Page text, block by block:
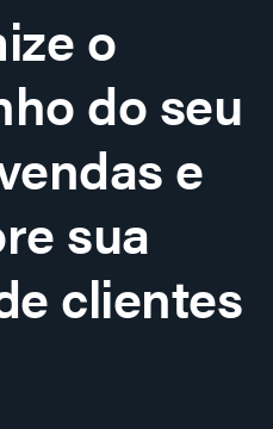
o
do seu
e
sua
clientes